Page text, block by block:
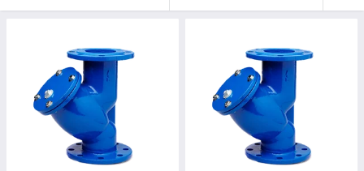
материалов. Рабочие среды должны быть химически
Основные характеристики:
Рабочая среда: вода систем отопления, ГВС, ХВС, в
том числе питьевая, растворы гликоля до 50%.
Диапазон номинальных диаметров: DN 15- 400.
Присоединение к трубопроводу: фланцевое.
Температура рабочей среды: от -10 до +200°С.